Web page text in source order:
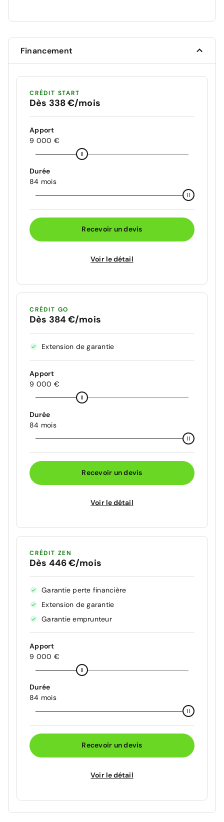
Financement
CRÉDIT START
Dès 338 €/mois
Apport
9 000 €
Durée
84 mois
Recevoir un devis
Voir le détail
CRÉDIT GO
Dès 384 €/mois
Extension de garantie
Apport
9 000 €
Durée
84 mois
Recevoir un devis
Voir le détail
CRÉDIT ZEN
Dès 446 €/mois
Garantie perte financière
Extension de garantie
Garantie emprunteur
Apport
9 000 €
Durée
84 mois
Recevoir un devis
Voir le détail